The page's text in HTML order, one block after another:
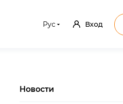
Рус Вход
Новости